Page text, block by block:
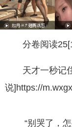
分卷阅读
天才一秒记
说]https://
“别哭了，怎